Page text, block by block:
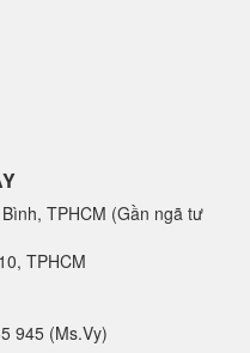
TPHCM (Gần ngã tư
TPHCM
945 (Ms.Vy)